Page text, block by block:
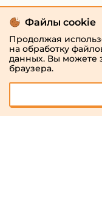
Файлы cookie
Продолжая
на обработку
данных. Вы можете
браузера.